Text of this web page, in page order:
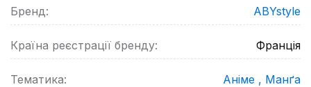
Бренд: ABYstyle
Країна реєстрації бренду: Франція
Тематика: Аніме , Манґа